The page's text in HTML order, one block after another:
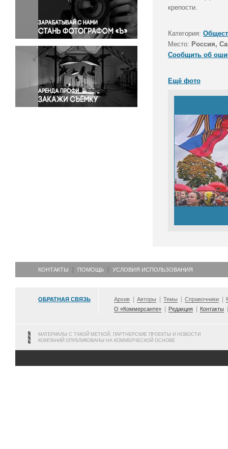
Правосудие
Происшествия и конфликты
Религия
Светская жизнь
Спорт
Экология
Экономика и бизнес
крепости.
Категория:
Место: Россия,
Сообщить об
Ещё фото
КОНТАКТЫ ПОМОЩЬ УСЛОВИЯ ИСПОЛЬЗОВАНИЯ
ОБРАТНАЯ СВЯЗЬ Архив Авторы Темы Справочники
О «Коммерсанте»
Редакция Контакты
МАТЕРИАЛЫ С ТАКОЙ МЕТКОЙ, ПАРТНЕРСКИЕ ПРОЕКТЫ И НОВОСТИ
КОМПАНИЙ ОПУБЛИКОВАНЫ НА КОММЕРЧЕСКОЙ ОСНОВЕ